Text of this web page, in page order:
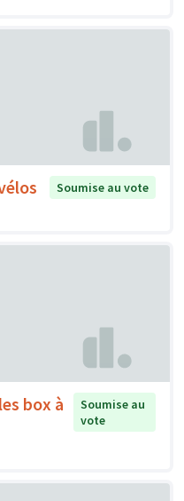
Soumise au vote
box à
Soumise au
vote